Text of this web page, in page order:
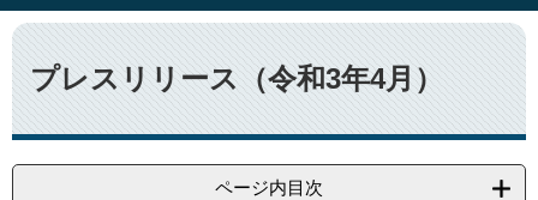
本
文
へ
本
文
プレスリリース（令和3年4月）
ページ内目次